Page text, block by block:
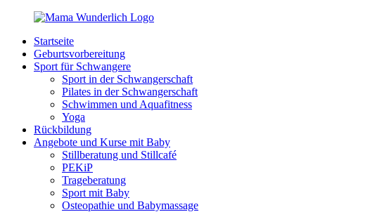
Zurück
Inhalt
MamaWunderlich.de
Mutti
sein
wunderbar!
Startseite
Geburtsvorbereitung
Sport für Schwangere
Sport in der Schwangerschaft
Pilates in der Schwangerschaft
Schwimmen und Aquafitness
Yoga
Rückbildung
Angebote und Kurse mit Baby
Stillberatung und Stillcafé
PEKiP
Trageberatung
Sport mit Baby
Osteopathie und Babymassage